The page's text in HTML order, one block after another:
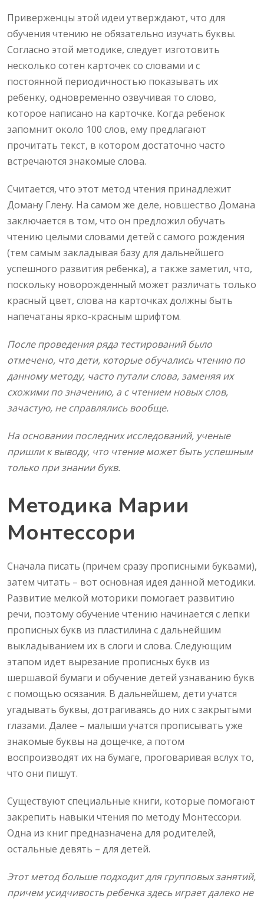
Приверженцы этой идеи утверждают, что для
обучения чтению не обязательно изучать буквы.
Согласно этой методике, следует изготовить
несколько сотен карточек со словами и с
постоянной периодичностью показывать их
ребенку, одновременно озвучивая то слово,
которое написано на карточке. Когда ребенок
запомнит около 100 слов, ему предлагают
прочитать текст, в котором достаточно часто
встречаются знакомые слова.
Считается, что этот метод чтения принадлежит
Доману Глену. На самом же деле, новшество Домана
заключается в том, что он предложил обучать
чтению целыми словами детей с самого рождения
(тем самым закладывая базу для дальнейшего
успешного развития ребенка), а также заметил, что,
поскольку новорожденный может различать только
красный цвет, слова на карточках должны быть
напечатаны ярко-красным шрифтом.
После проведения ряда тестирований было
отмечено, что дети, которые обучались чтению по
данному методу, часто путали слова, заменяя их
схожими по значению, а с чтением новых слов,
зачастую, не справлялись вообще.
На основании последних исследований, ученые
пришли к выводу, что чтение может быть успешным
только при знании букв.
Методика Марии
Монтессори
Сначала писать (причем сразу прописными буквами),
затем читать – вот основная идея данной методики.
Развитие мелкой моторики помогает развитию
речи, поэтому обучение чтению начинается с лепки
прописных букв из пластилина с дальнейшим
выкладыванием их в слоги и слова. Следующим
этапом идет вырезание прописных букв из
шершавой бумаги и обучение детей узнаванию букв
с помощью осязания. В дальнейшем, дети учатся
угадывать буквы, дотрагиваясь до них с закрытыми
глазами. Далее – малыши учатся прописывать уже
знакомые буквы на дощечке, а потом
воспроизводят их на бумаге, проговаривая вслух то,
что они пишут.
Существуют специальные книги, которые помогают
закрепить навыки чтения по методу Монтессори.
Одна из книг предназначена для родителей,
остальные девять – для детей.
Этот метод больше подходит для групповых занятий,
причем усидчивость ребенка здесь играет далеко не